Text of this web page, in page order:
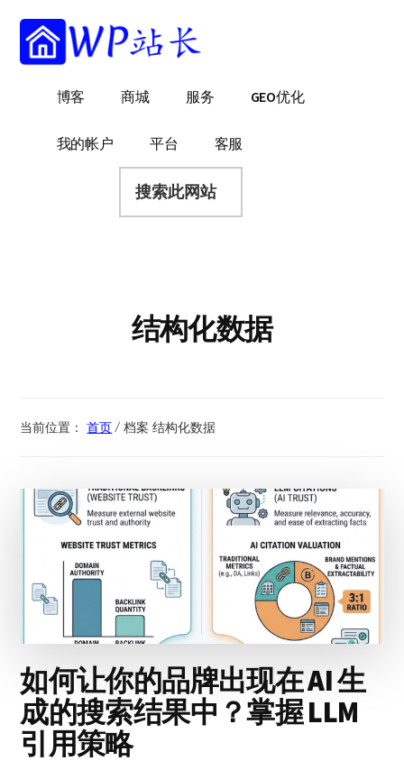
附
加
WordPress
博客 商城 服务 GEO优化
我的帐户 平台
客服
结构化数据
当前位置：首页/ 档案 结构化数据
如何让你的品牌出现在 AI 生
成的搜索结果中？掌握 LLM
引用策略